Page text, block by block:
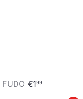
FUDO €199